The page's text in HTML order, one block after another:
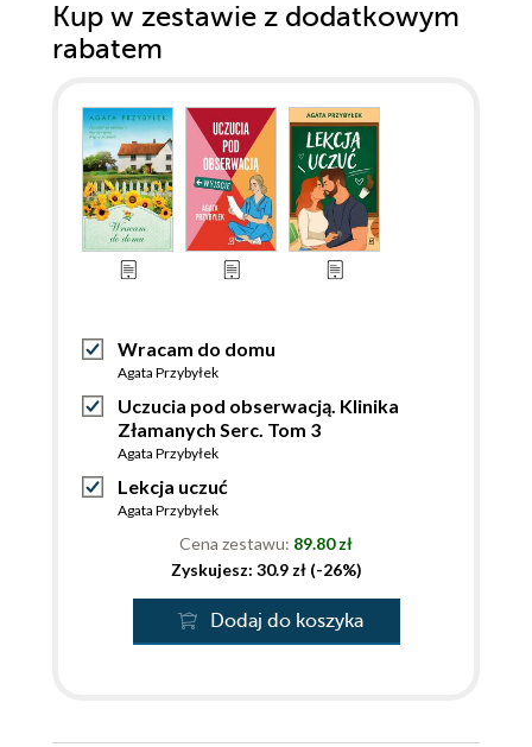
Kup w zestawie z dodatkowym
rabatem
Wracam do domu
Agata Przybyłek
Uczucia pod obserwacją. Klinika
Złamanych Serc. Tom 3
Agata Przybyłek
Lekcja uczuć
Agata Przybyłek
Cena zestawu: 89.80 zł
Zyskujesz: 30.9 zł (-26%)
Dodaj do koszyka